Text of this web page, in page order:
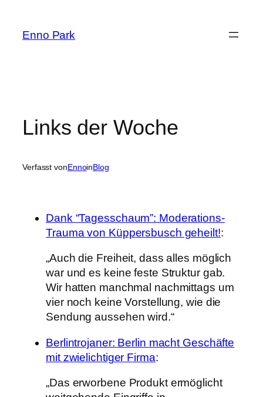
springen
Enno Park
Links der Woche
Verfasst vonEnnoinBlog
Dank “Tagesschaum”: Moderations-
Trauma von Küppersbusch geheilt!:
„Auch die Freiheit, dass alles möglich
war und es keine feste Struktur gab.
Wir hatten manchmal nachmittags um
vier noch keine Vorstellung, wie die
Sendung aussehen wird.“
Berlintrojaner: Berlin macht Geschäfte
mit zwielichtiger Firma:
„Das erworbene Produkt ermöglicht